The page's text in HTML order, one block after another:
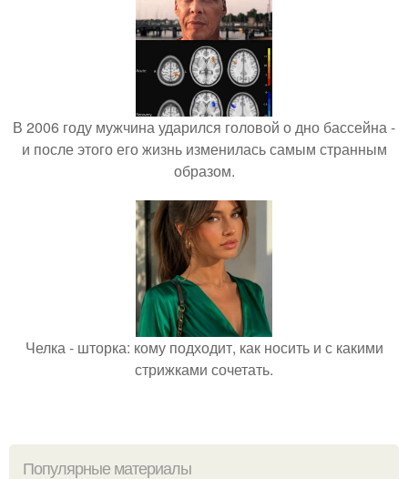
В 2006 году мужчина ударился головой о дно бассейна -
и после этого его жизнь изменилась самым странным
образом.
Челка - шторка: кому подходит, как носить и с какими
стрижками сочетать.
Популярные материалы